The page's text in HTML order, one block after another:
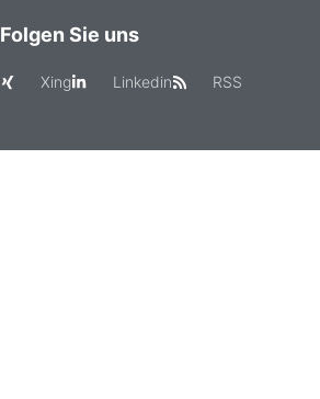
Folgen Sie uns
Xing Linkedin RSS